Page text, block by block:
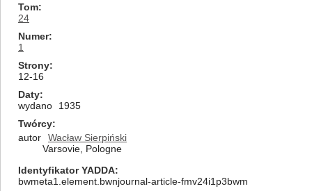
Tom
24
Numer
1
Strony
12-16
Daty
wydano
1935
Twórcy
autor
Wacław Sierpiński
Varsovie, Pologne
Identyfikator YADDA
bwmeta1.element.bwnjournal-article-fmv24i1p3bwm